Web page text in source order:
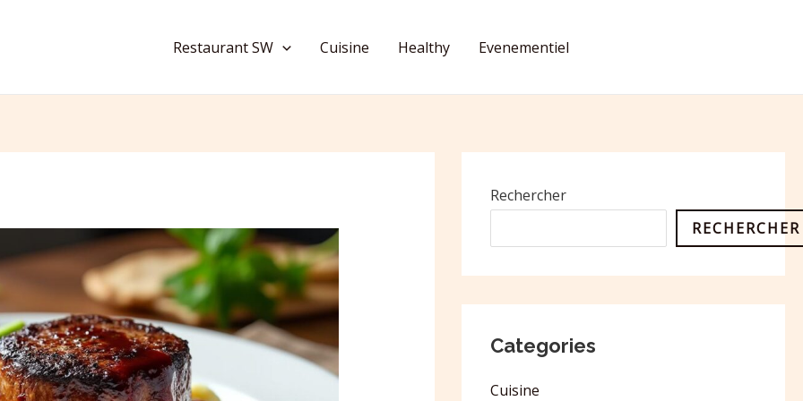
Restaurant SW Cuisine Healthy Evenementiel
Rechercher
RECHERCHER
Categories
Cuisine